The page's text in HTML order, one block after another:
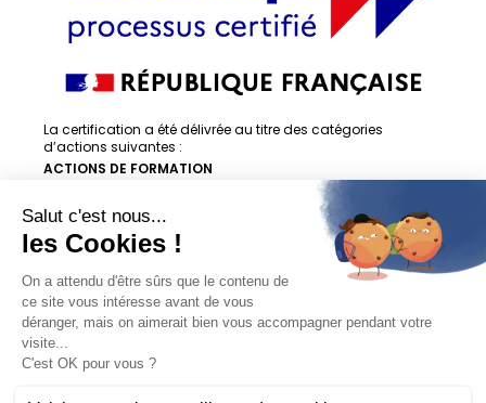
La certification a été délivrée au titre des catégories
d’actions suivantes :
ACTIONS DE FORMATION
ACTIONS DE FORMATION PAR APPRENTISSAGE
En savoir + sur la certification